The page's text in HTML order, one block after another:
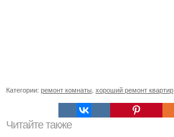
Категории: ремонт комнаты хороший ремонт квартир
Читайте также